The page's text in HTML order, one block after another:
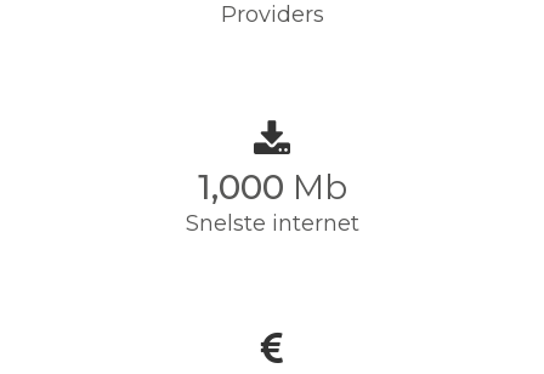
Providers
1,000 Mb
Snelste internet